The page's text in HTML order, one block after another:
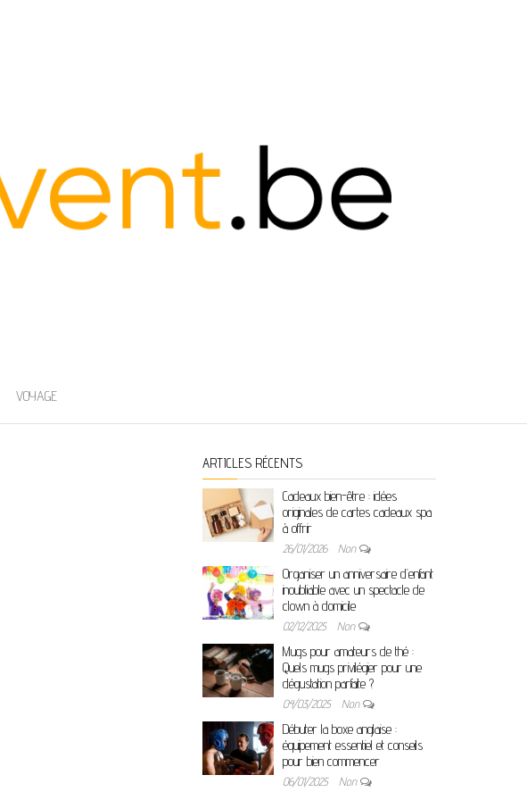
VOYAGE
ARTICLES RÉCENTS
Cadeaux bien-être : idées
originales de cartes cadeaux spa
à offrir
26/01/2026 Non
Organiser un anniversaire d’enfant
inoubliable avec un spectacle de
clown à domicile
02/12/2025 Non
Mugs pour amateurs de thé :
Quels mugs privilégier pour une
dégustation parfaite ?
04/03/2025 Non
Débuter la boxe anglaise :
équipement essentiel et conseils
pour bien commencer
06/01/2025 Non